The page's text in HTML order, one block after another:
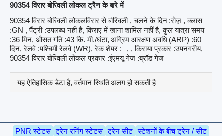
90354 विरार बोरिवली लोकल ट्रैन के बारे में
90354 विरार बोरिवली लोकलविरार से बोरिवली , चलने के दिन :रोज़ , क्लास
:GN , पैंट्री :उपलब्ध नहीं है, किराए में खाना शामिल नहीं है, कुल यात्रा समय
:36 मिन, औसत गति :43 कि. मी./घंटा, अग्रिम आरक्षण अवधि (ARP) :60
दिन, रेलवे :पश्चिमी रेलवे (WR), रेक शेयर :
, , किराया प्रकार :उपनगरीय,
90354 विरार बोरिवली लोकल प्रकार :ईएमयू गेज :ब्रॉड गेज
यह ऐतिहासिक डेटा है, वर्तमान स्थिति अलग हो सकती है
PNR स्टेटस ट्रेन रनिंग स्टेटस ट्रेन सीट स्टेशनों के बीच ट्रेन / सीट